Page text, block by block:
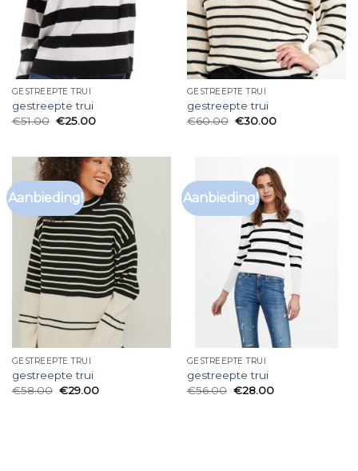
GESTREEPTE TRUI
gestreepte trui
€51.00 €25.00
GESTREEPTE TRUI
gestreepte trui
€60.00 €30.00
Aanbieding!
GESTREEPTE TRUI
gestreepte trui
€58.00 €29.00
Aanbieding!
GESTREEPTE TRUI
gestreepte trui
€56.00 €28.00